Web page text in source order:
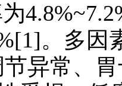
为
[1]。多因
异常、